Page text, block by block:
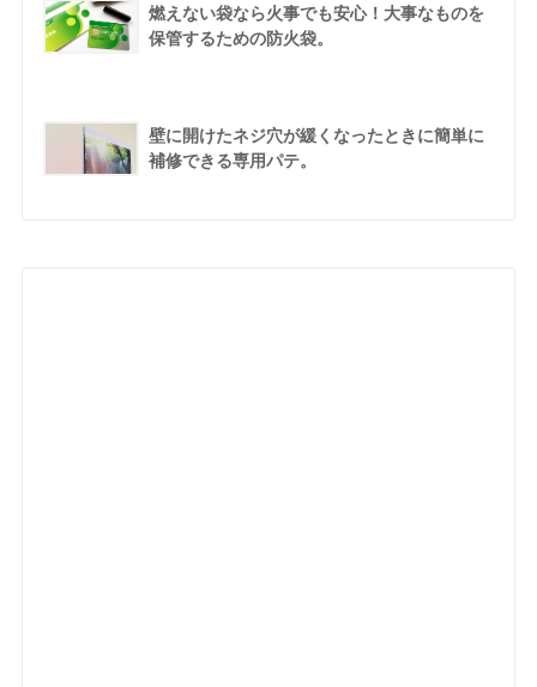
燃えない袋なら火事でも安心！大事なものを
保管するための防火袋。
壁に開けたネジ穴が緩くなったときに簡単に
補修できる専用パテ。